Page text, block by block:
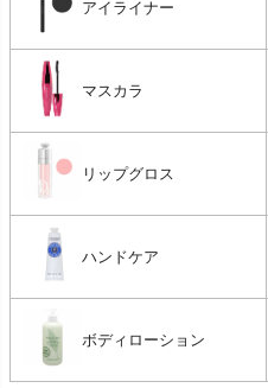
アイライナー
マスカラ
リップグロス
ハンドケア
ボディローション